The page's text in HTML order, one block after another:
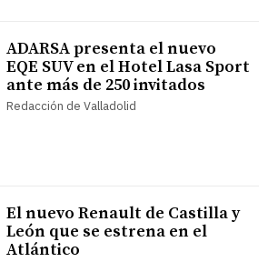
ADARSA presenta el nuevo
EQE SUV en el Hotel Lasa Sport
ante más de 250 invitados
Redacción de Valladolid
El nuevo Renault de Castilla y
León que se estrena en el
Atlántico